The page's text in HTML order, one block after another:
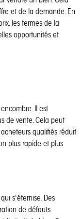
et de la demande. En
les termes de la
opportunités et
Il est
de vente. Cela peut
qualifiés réduit
plus rapide et plus
s'éternise. Des
de défauts